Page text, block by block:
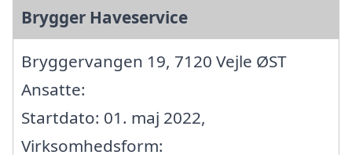
Brygger Haveservice
Bryggervangen 19, 7120 Vejle ØST
Ansatte:
Startdato: 01. maj 2022,
Virksomhedsform: